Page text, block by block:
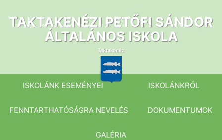
tartalomhoz
TAKTAKENÉZI PETŐFI SÁNDOR
ÁLTALÁNOS ISKOLA
ISKOLÁNK ESEMÉNYEI ISKOLÁNKRÓL
FENNTARTHATÓSÁGRA NEVELÉS DOKUMENTUMOK
GALÉRIA